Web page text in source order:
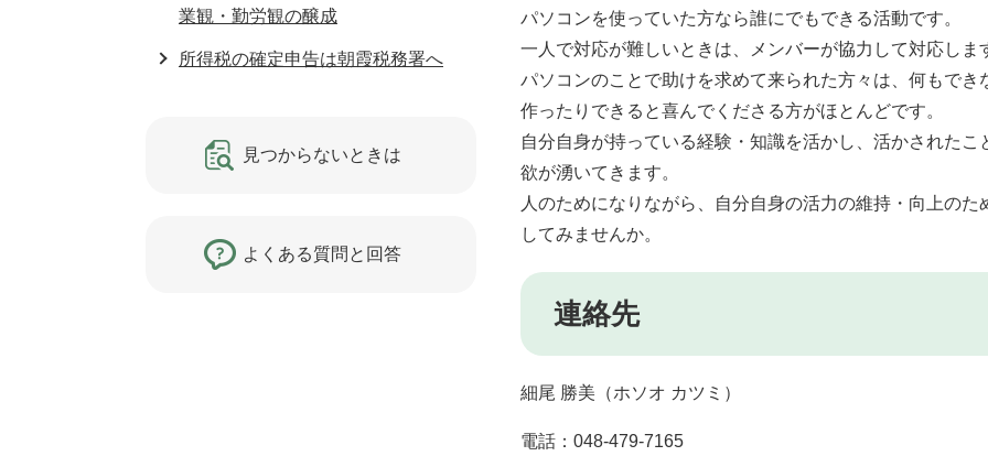
パソコンを使っていた方なら誰にでもできる活動です。
一人で対応が難しいときは、メンバーが協力して対応しま
パソコンのことで助けを求めて来られた方々は、何もで
作ったりできると喜んでくださる方がほとんどです。
自分自身が持っている経験・知識を活かし、活かされた
欲が湧いてきます。
人のためになりながら、自分自身の活力の維持・向上の
してみませんか。​
連絡先
細尾 勝美（ホソオ カツミ）
電話：048-479-7165
業観・勤労観の醸成
所得税の確定申告は朝霞税務署へ
見つからないときは
よくある質問と回答